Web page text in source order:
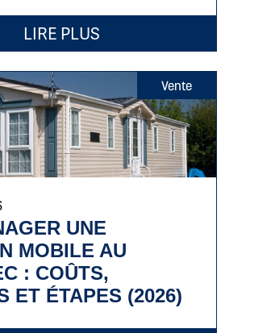
LIRE PLUS
Vente
UNE
MOBILE AU
: COÛTS,
ET ÉTAPES (2026)